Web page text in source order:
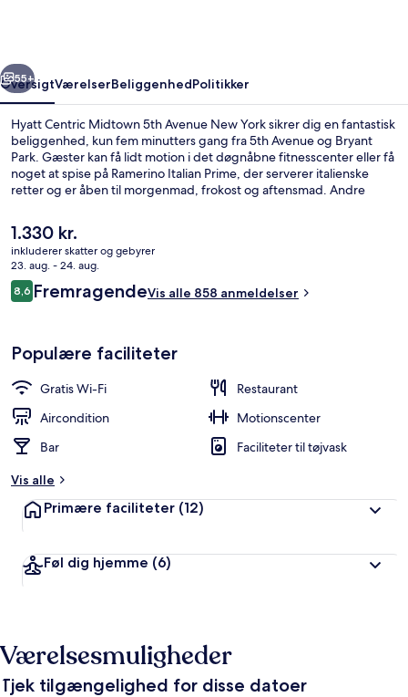
York
Næste
55+
OversigtVærelserBeliggenhedPolitikker
Hyatt Centric Midtown 5th Avenue New York sikrer dig en fantastisk
beliggenhed, kun fem minutters gang fra 5th Avenue og Bryant
Park. Gæster kan få lidt motion i det døgnåbne fitnesscenter eller få
noget at spise på Ramerino Italian Prime, der serverer italienske
retter og er åben til morgenmad, frokost og aftensmad. Andre
kun godt at sige om stedets hjælpsomme personale og
beliggenhed. Offentlig transport ligger kun en kort gåtur væk: 5 Av
Subwaystation (W. 42nd St.) ligger 5 minutter væk og 42 St. -
Bryant Pk. Subwaystation ligger 5 minutter derfra.
Den
nuværende
pris
er
1.330 kr.
1.330 kr.
inkluderer skatter og gebyrer
23. aug. - 24. aug.
Anmeldelser
8,68,6 ud af 10.
FremragendeVis alle 858 anmeldelser
Populære faciliteter
Gratis Wi-Fi
Restaurant
Aircondition
Motionscenter
Bar
Faciliteter til tøjvask
Vis alle
Primære faciliteter (12)
Føl dig hjemme (6)
Værelsesmuligheder
Tjek tilgængelighed for disse datoer